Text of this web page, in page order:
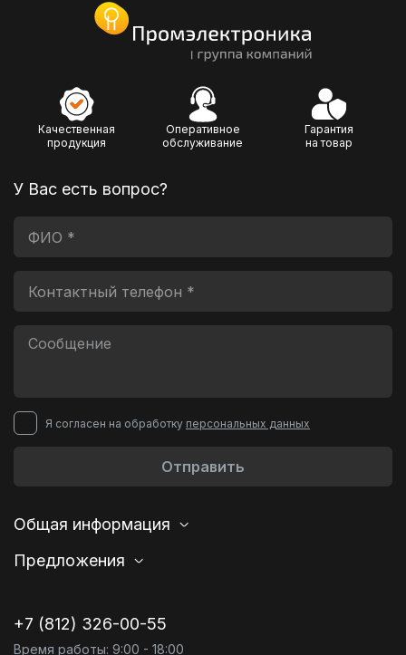
Качественная
продукция
Оперативное
обслуживание
Гарантия
на товар
У Вас есть вопрос?
Я согласен на обработку персональных данных
Отправить
Общая информация
Предложения
+7 (812) 326-00-55
Время работы: 9:00 - 18:00